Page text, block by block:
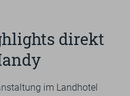
direkt
im Landhotel